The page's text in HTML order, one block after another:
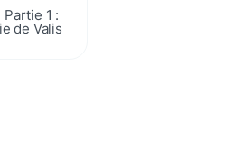
1 :
de Valis